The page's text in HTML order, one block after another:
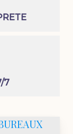
7